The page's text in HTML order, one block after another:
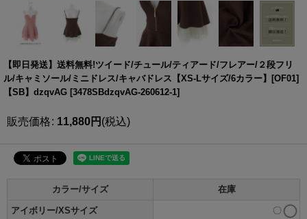
【即日発送】送料無料!ツイード/チュール/ティアード/フレアー/２段フリ
ル/キャミソール/ミニドレス/キャバドレス【XS-Lサイズ/6カラー】[OF01]
【SB】dzqvAG [3478SBdzqvAG-260612-1]
販売価格: 11,880円 (税込)
カラー/サイズ 在庫
アイボリー/XSサイズ 〇